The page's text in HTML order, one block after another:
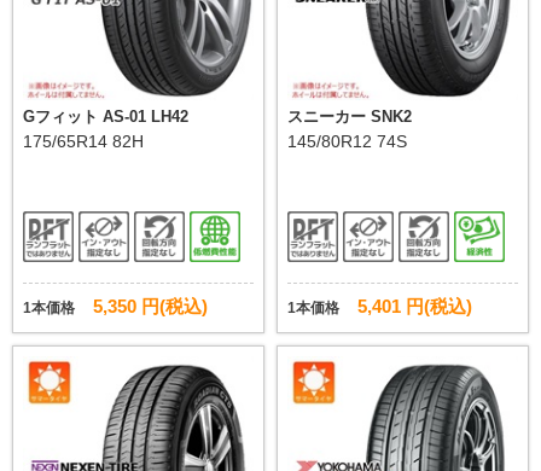
Gフィット AS-01 LH42
175/65R14 82H
1本価格 5,350 円(税込)
スニーカー SNK2
145/80R12 74S
1本価格 5,401 円(税込)